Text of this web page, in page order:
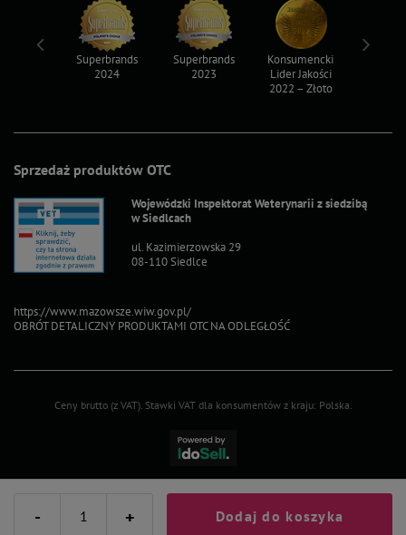
- + Dodaj do koszyka
Sprzedaż produktów OTC
Wojewódzki Inspektorat Weterynarii z siedzibą
w Siedlcach
ul. Kazimierzowska 29
08-110 Siedlce
https://www.mazowsze.wiw.gov.pl/
OBRÓT DETALICZNY PRODUKTAMI OTC NA ODLEGŁOŚĆ
Superbrands
2024
Superbrands
2023
Konsumencki
Lider Jakości
2022 – Złoto
Ceny brutto (z VAT). Stawki VAT dla konsumentów z kraju: Polska